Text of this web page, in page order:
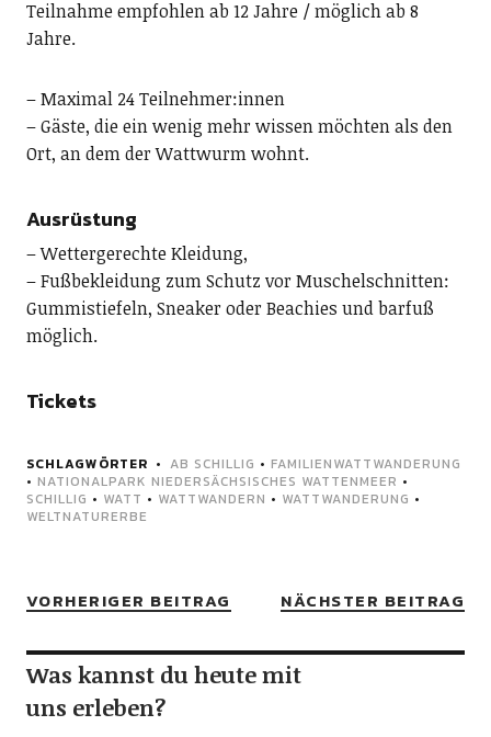
Teilnahme empfohlen ab 12 Jahre / möglich ab 8
Jahre.
– Maximal 24 Teilnehmer:innen
– Gäste, die ein wenig mehr wissen möchten als den
Ort, an dem der Wattwurm wohnt.
Ausrüstung
– Wettergerechte Kleidung,
– Fußbekleidung zum Schutz vor Muschelschnitten:
Gummistiefeln, Sneaker oder Beachies und barfuß
möglich.
Tickets
SCHLAGWÖRTER AB SCHILLIG • FAMILIENWATTWANDERUNG
• NATIONALPARK NIEDERSÄCHSISCHES WATTENMEER •
SCHILLIG • WATT • WATTWANDERN • WATTWANDERUNG •
WELTNATURERBE
VORHERIGER BEITRAG NÄCHSTER BEITRAG
Was kannst du heute mit
uns erleben?